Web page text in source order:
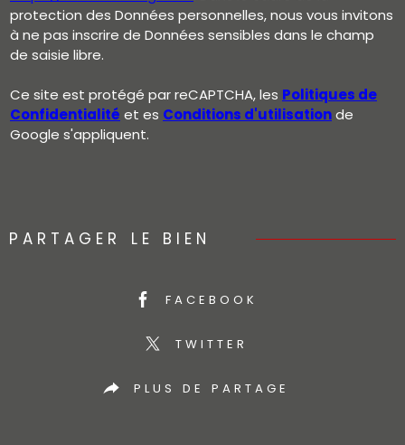
protection des Données personnelles, nous vous invitons
à ne pas inscrire de Données sensibles dans le champ
de saisie libre.
Ce site est protégé par reCAPTCHA, les Politiques de
Confidentialité et es Conditions d'utilisationde
Google s'appliquent.
PARTAGER LE BIEN
FACEBOOK
TWITTER
PLUS DE PARTAGE